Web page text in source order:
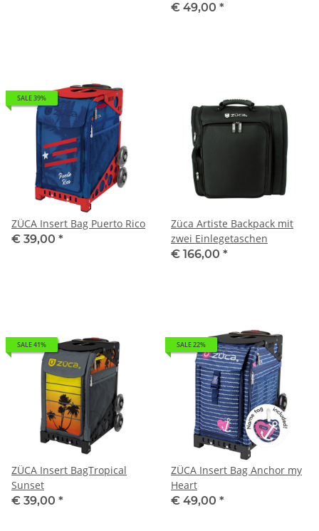
€ 49,00 *
SALE 39%
ZÜCA Insert Bag Puerto Rico
€ 39,00 *
Züca Artiste Backpack mit
zwei Einlegetaschen
€ 166,00 *
SALE 41%
ZÜCA Insert BagTropical
Sunset
€ 39,00 *
SALE 22%
ZÜCA Insert Bag Anchor my
Heart
€ 49,00 *